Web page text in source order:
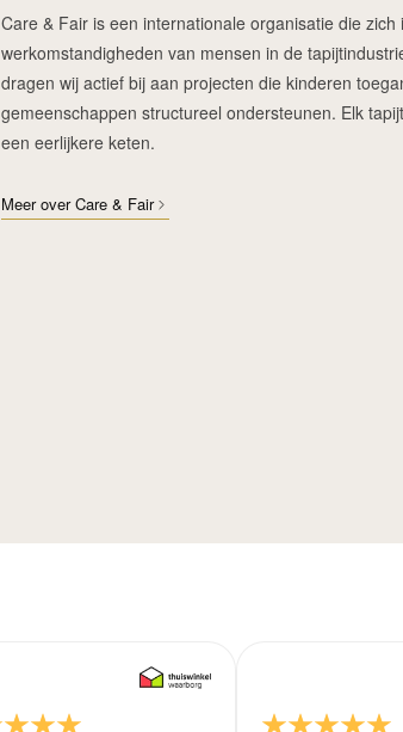
Care & Fair is een internationale organisatie die
werkomstandigheden van mensen in de
dragen wij actief bij aan projecten die kinderen
gemeenschappen structureel ondersteunen. Elk
een eerlijkere keten.
Meer over Care & Fair